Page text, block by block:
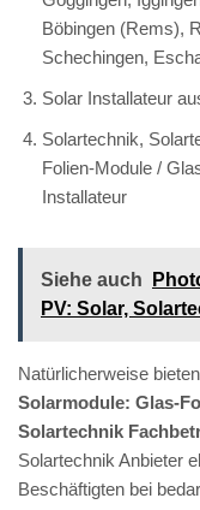
Böbingen (Rems),
Schechingen,
Solar Installateur
Solartechnik,
Folien-Module /
Installateur
Siehe auch
PV️: Solar,
Natürlicherweise
Solarmodule: Glas-
Solartechnik
Solartechnik Anbieter
Beschäftigten bei